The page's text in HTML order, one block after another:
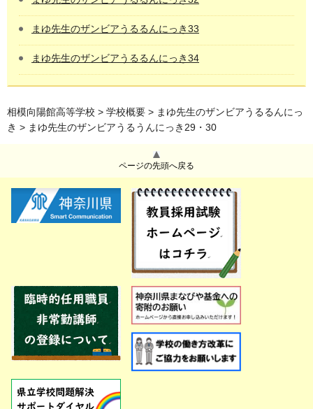
まゆ先生のザンビアうるるんにっき33
まゆ先生のザンビアうるるんにっき34
相模向陽館高等学校 > 学校概要 > まゆ先生のザンビアうるるんにっ
き > まゆ先生のザンビアうるうんにっき29・30
ページの先頭へ戻る